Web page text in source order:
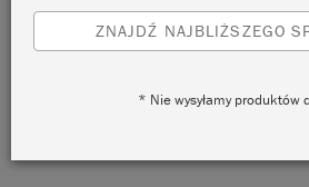
ZNAJDŹ NAJBLIŻSZEGO
* Nie wysyłamy produktów